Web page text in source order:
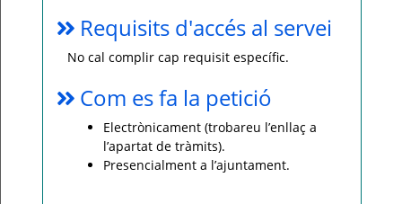
Requisits d'accés al servei
No cal complir cap requisit específic.
Com es fa la petició
Electrònicament (trobareu l’enllaç a
l’apartat de tràmits).
Presencialment a l’ajuntament.